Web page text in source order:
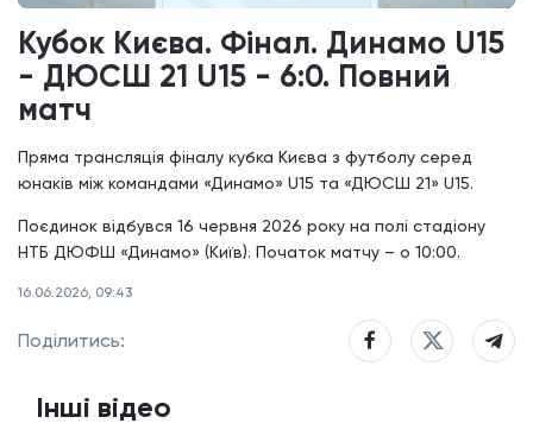
Кубок Києва. Фінал. Динамо U15
- ДЮСШ 21 U15 - 6:0. Повний
матч
Пряма трансляція фіналу кубка Києва з футболу серед
юнаків між командами «Динамо» U15 та «ДЮСШ 21» U15.
Поєдинок відбувся 16 червня 2026 року на полі стадіону
НТБ ДЮФШ «Динамо» (Київ). Початок матчу – о 10:00.
16.06.2026, 09:43
Поділитись:
Інші відео